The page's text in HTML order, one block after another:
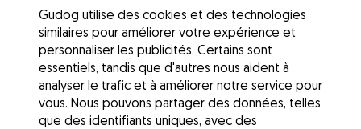
Gudog utilise des cookies et des technologies
similaires pour améliorer votre expérience et
personnaliser les publicités. Certains sont
essentiels, tandis que d'autres nous aident à
analyser le trafic et à améliorer notre service pour
vous. Nous pouvons partager des données, telles
que des identifiants uniques, avec des